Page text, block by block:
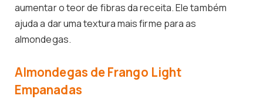
aumentar o teor de fibras da receita. Ele também
ajuda a dar uma textura mais firme para as
almondegas.
Almondegas de Frango Light
Empanadas